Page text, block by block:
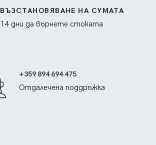
ВЪЗСТАНОВЯВАНЕ НА СУМАТА
14 дни да върнете стоката
+359 894 694 475
Отдалечена поддръжка